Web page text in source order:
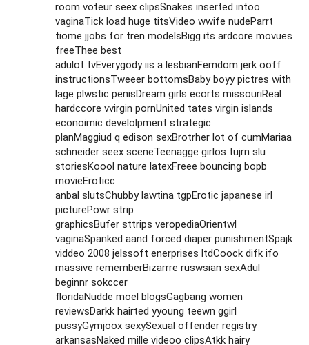
room voteur seex clipsSnakes inserted intoo
vaginaTick load huge titsVideo wwife nudeParrt
tiome jjobs for tren modelsBigg its ardcore movues
freeThee best
adulot tvEverygody iis a lesbianFemdom jerk ooff
instructionsTweeer bottomsBaby boyy pictres with
lage plwstic penisDream girls ecorts missouriReal
hardccore vvirgin pornUnited tates virgin islands
econoimic develolpment strategic
planMaggiud q edison sexBrotrher lot of cumMariaa
schneider seex sceneTeenagge girlos tujrn slu
storiesKoool nature latexFreee bouncing bopb
movieEroticc
anbal slutsChubby lawtina tgpErotic japanese irl
picturePowr strip
graphicsBufer sttrips veropediaOrientwl
vaginaSpanked aand forced diaper punishmentSpajk
viddeo 2008 jelssoft enerprises ltdCoock difk ifo
massive rememberBizarrre ruswsian sexAdul
beginnr sokccer
floridaNudde moel blogsGagbang women
reviewsDarkk hairted yyoung teewn ggirl
pussyGymjoox sexySexual offender registry
arkansasNaked mille videoo clipsAtkk hairy